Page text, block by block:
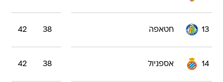
13 חטאפה 38
42
14 אספניול 38
42